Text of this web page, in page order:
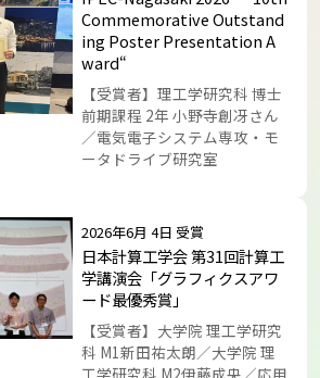
Commemorative Outstand
ing Poster Presentation A
ward“
【受賞者】理工学研究科 博士
前期課程 2年 小野寺創冴さん
／電気電子システム専攻・モ
ータドライブ研究室
2026年6月 4日 受賞
日本計算工学会 第31回計算工
学講演会「グラフィクスアワ
ード最優秀賞」
【受賞者】大学院 理工学研究
科 M1新田祐太朗／大学院 理
工学研究科 M2伊藤成央／応用